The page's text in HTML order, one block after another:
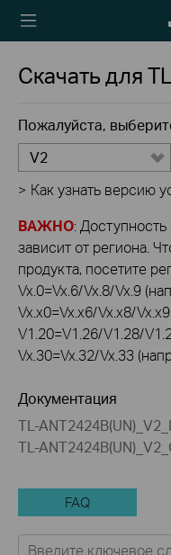
Скачать для
Пожалуйста,
V2
> Как узнать версию
ВАЖНО:
зависит от региона.
продукта, посетите
Vx.0=Vx.6/Vx.8/Vx.9
Vx.x0=Vx.x6/Vx.x8/
V1.20=V1.26/V1.28/
Vx.30=Vx.32/Vx.33
Документация
TL-
TL-
FAQ